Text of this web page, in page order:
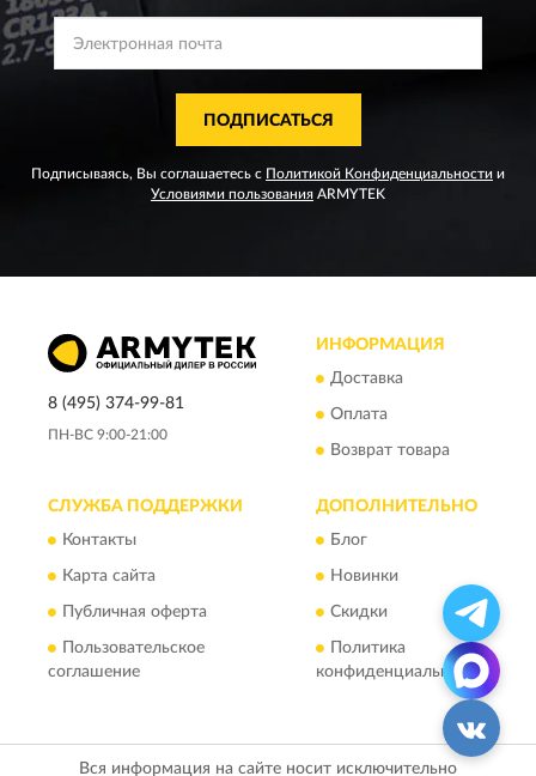
ПОДПИСАТЬСЯ
Подписываясь, Вы соглашаетесь с Политикой Конфиденциальности и
Условиями пользования ARMYTEK
8 (495) 374-99-81
ПН-ВС 9:00-21:00
ИНФОРМАЦИЯ
Доставка
Оплата
Возврат товара
СЛУЖБА ПОДДЕРЖКИ
Контакты
Карта сайта
Публичная оферта
Пользовательское
соглашение
ДОПОЛНИТЕЛЬНО
Блог
Новинки
Скидки
Политика
конфиденциальности
Вся информация на сайте носит исключительно